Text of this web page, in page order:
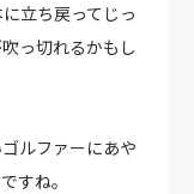
立ち戻ってじっ
っ切れるかもし
ルファーにあや
すね。